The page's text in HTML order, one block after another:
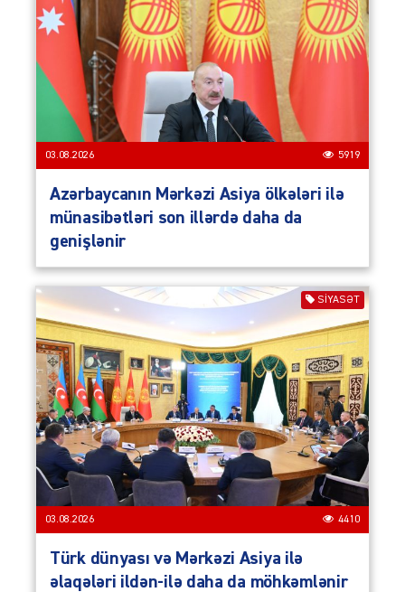
03.08.2026 5919
Azərbaycanın Mərkəzi Asiya ölkələri ilə
münasibətləri son illərdə daha da
genişlənir
SIYASƏT
03.08.2026 4410
Türk dünyası və Mərkəzi Asiya ilə
əlaqələri ildən-ilə daha da möhkəmlənir